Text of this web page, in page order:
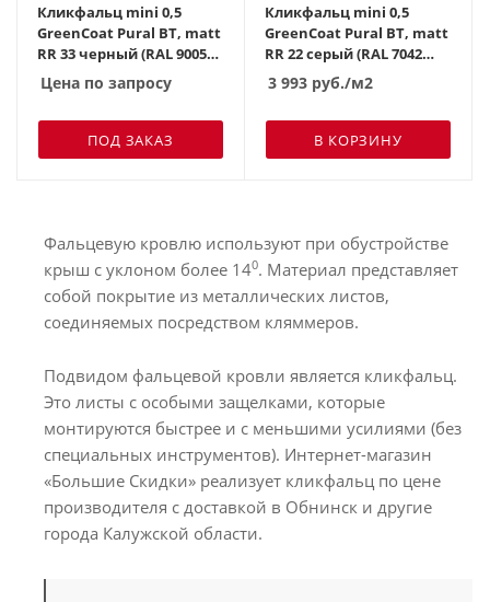
Кликфальц mini 0,5
GreenCoat Pural BT, matt
RR 33 черный (RAL 9005
черный)
Цена по запросу
ПОД ЗАКАЗ
Кликфальц mini 0,5
GreenCoat Pural BT, matt
RR 22 серый (RAL 7042
транспортный серый a)
3 993 руб./м2
В КОРЗИНУ
Фальцевую кровлю используют при обустройстве
крыш с уклоном более 140. Материал представляет
собой покрытие из металлических листов,
соединяемых посредством кляммеров.
Подвидом фальцевой кровли является кликфальц.
Это листы с особыми защелками, которые
монтируются быстрее и с меньшими усилиями (без
специальных инструментов). Интернет-магазин
«Большие Скидки» реализует кликфальц по цене
производителя с доставкой в Обнинск и другие
города Калужской области.